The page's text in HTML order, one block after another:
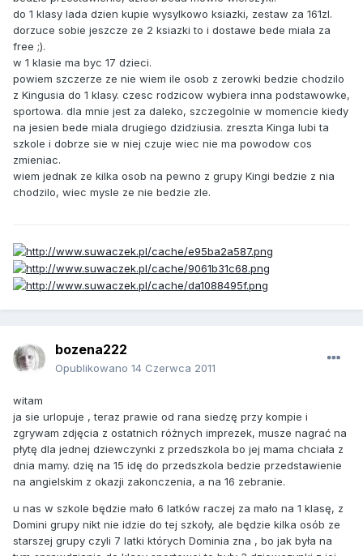
do 1 klasy lada dzien kupie wysylkowo ksiazki, zestaw za 161zl.
dorzuce sobie jeszcze ze 2 ksiazki to i dostawe bede miala za
free ;).
w 1 klasie ma byc 17 dzieci.
powiem szczerze ze nie wiem ile osob z zerowki bedzie chodzilo
z Kingusia do 1 klasy. czesc rodzicow wybiera inna podstawowke,
sportowa. dla mnie jest za daleko, szczegolnie w momencie kiedy
na jesien bede miala drugiego dzidziusia. zreszta Kinga lubi ta
szkole i dobrze sie w niej czuje wiec nie ma powodow cos
zmieniac.
wiem jednak ze kilka osob na pewno z grupy Kingi bedzie z nia
chodzilo, wiec mysle ze nie bedzie zle.
bozena222
Opublikowano 14 Czerwca 2011
witam
ja sie urlopuje , teraz prawie od rana siedzę przy kompie i
zgrywam zdjęcia z ostatnich różnych imprezek, musze nagrać na
płytę dla jednej dziewczynki z przedszkola bo jej mama chciała z
dnia mamy. dzię na 15 idę do przedszkola bedzie przedstawienie
na angielskim z okazji zakonczenia, a na 16 zebranie.
u nas w szkole będzie mało 6 latków raczej za mało na 1 klasę, z
Domini grupy nikt nie idzie do tej szkoły, ale będzie kilka osób ze
starszej grupy czyli 7 latki których Dominia zna , bo jak była na